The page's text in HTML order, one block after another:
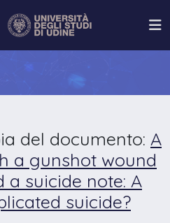
del documento: A
a gunshot wound
a suicide note: A
suicide?